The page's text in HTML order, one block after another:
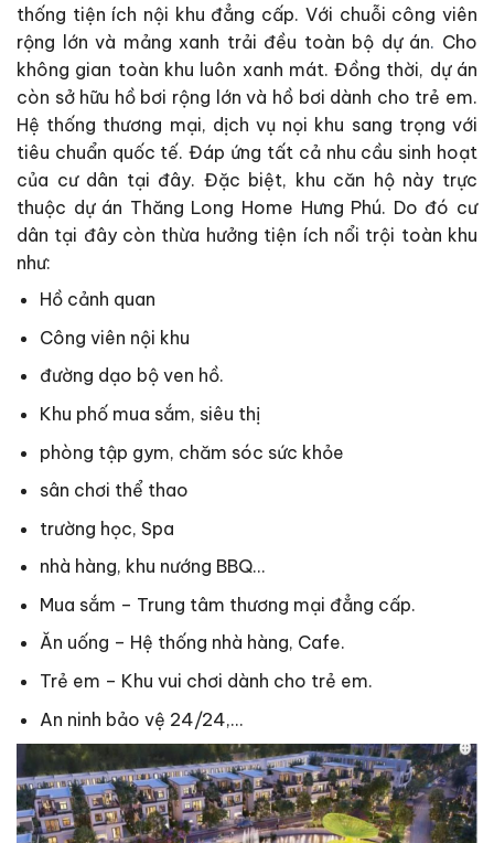
thống tiện ích nội khu đẳng cấp. Với chuỗi công viên
rộng lớn và mảng xanh trải đều toàn bộ dự án. Cho
không gian toàn khu luôn xanh mát. Đồng thời, dự án
còn sở hữu hồ bơi rộng lớn và hồ bơi dành cho trẻ em.
Hệ thống thương mại, dịch vụ nọi khu sang trọng với
tiêu chuẩn quốc tế. Đáp ứng tất cả nhu cầu sinh hoạt
của cư dân tại đây. Đặc biệt, khu căn hộ này trực
thuộc dự án Thăng Long Home Hưng Phú. Do đó cư
dân tại đây còn thừa hưởng tiện ích nổi trội toàn khu
như:
Hồ cảnh quan
Công viên nội khu
đường dạo bộ ven hồ.
Khu phố mua sắm, siêu thị
phòng tập gym, chăm sóc sức khỏe
sân chơi thể thao
trường học, Spa
nhà hàng, khu nướng BBQ…
Mua sắm – Trung tâm thương mại đẳng cấp.
Ăn uống – Hệ thống nhà hàng, Cafe.
Trẻ em – Khu vui chơi dành cho trẻ em.
An ninh bảo vệ 24/24,…